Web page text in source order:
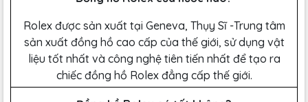
Rolex được sản xuất tại Geneva, Thụy Sĩ -Trung tâm
sản xuất đồng hồ cao cấp của thế giới, sử dụng vật
liệu tốt nhất và công nghệ tiên tiến nhất để tạo ra
chiếc đồng hồ Rolex đẳng cấp thế giới.